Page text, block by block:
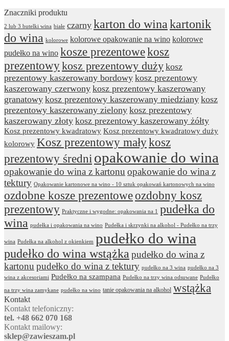
Znaczniki produktu
2 lub 3 butelki wina białe czarny karton do wina kartonik
do wina kolorowe kolorowe opakowanie na wino kolorowe
pudełko na wino kosze prezentowekosz
prezentowykosz prezentowy duży kosz
prezentowy kaszerowany bordowy kosz prezentowy
kaszerowany czerwony kosz prezentowy kaszerowany
granatowy kosz prezentowy kaszerowany miedziany kosz
prezentowy kaszerowany zielony kosz prezentowy
kaszerowany złoty kosz prezentowy kaszerowany żółty
Kosz prezentowy kwadratowy Kosz prezentowy kwadratowy duży
kolorowy Kosz prezentowy małykosz
prezentowy średni opakowanie do wina
opakowanie do wina z kartonu opakowanie do wina z
tektury Opakowanie kartonowe na wino - 10 sztuk opakowań kartonowych na wino
ozdobne kosze prezentoweozdobny kosz
prezentowy Praktyczne i wygodne: opakowania na 1
pudełka do
wina pudełka i opakowania na wino Pudełka i skrzynki na alkohol - Pudełko na trzy
wina Pudełka na alkohol z okienkiem pudełko do wina
pudełko do wina wstążka pudełko do wina z
kartonu pudełko do wina z tektury pudełko na 3 wina pudełko na 3
wina z akcesoriami Pudełko na szampana Pudełko na trzy wina odsuwane Pudełko
na trzy wina zamykane pudełko na wino tanie opakowania na alkohol wstążka
Kontakt
Kontakt telefoniczny:
tel. +48 662 070 168
Kontakt mailowy:
sklep@zawieszam.pl